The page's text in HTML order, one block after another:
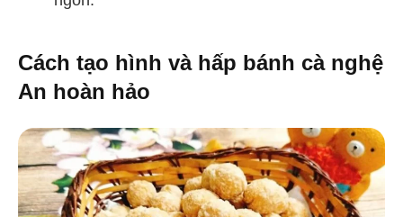
Cách tạo hình và hấp bánh cà nghệ
An hoàn hảo